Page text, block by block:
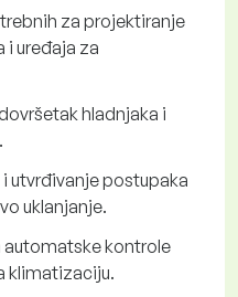
za projektiranje
i uređaja za
hladnjaka i
utvrđivanje postupaka
uklanjanje.
kontrole
klimatizaciju.